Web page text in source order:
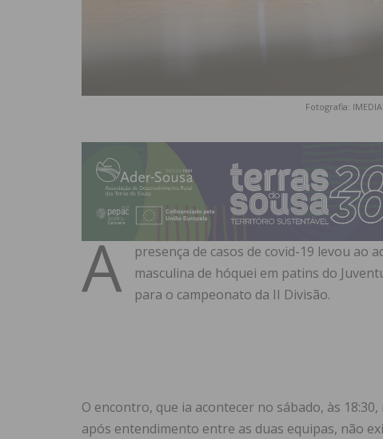
Fotografia:
A
presença de casos de covid-19 levou ao
masculina de hóquei em patins do
para o campeonato da II Divisão.
O encontro, que ia acontecer no sábado, às
após entendimento entre as duas equipas, não